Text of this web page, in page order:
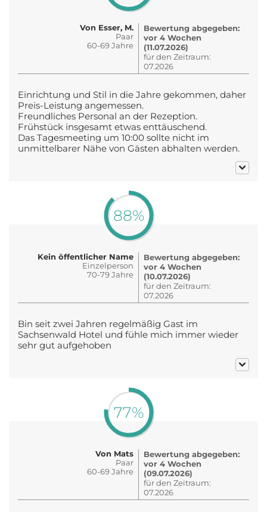
Von Esser, M.
Paar
60-69 Jahre
Bewertung abgegeben:
vor 4 Wochen
(11.07.2026)
für den Zeitraum:
07.2026
Einrichtung und Stil in die Jahre gekommen, daher
Preis-Leistung angemessen.
Freundliches Personal an der Rezeption.
Frühstück insgesamt etwas enttäuschend.
Das Tagesmeeting um 10:00 sollte nicht im
unmittelbarer Nähe von Gästen abhalten werden.
88%
Kein öffentlicher Name
Einzelperson
70-79 Jahre
Bewertung abgegeben:
vor 4 Wochen
(10.07.2026)
für den Zeitraum:
07.2026
Bin seit zwei Jahren regelmäßig Gast im
Sachsenwald Hotel und fühle mich immer wieder
sehr gut aufgehoben
77%
Von Mats
Paar
60-69 Jahre
Bewertung abgegeben:
vor 4 Wochen
(09.07.2026)
für den Zeitraum:
07.2026